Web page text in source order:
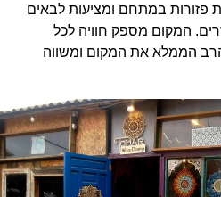
פזורות במתחם ומציעות לבאים
המקום מספק חוויה לכל
הממלא את המקום ומשווה